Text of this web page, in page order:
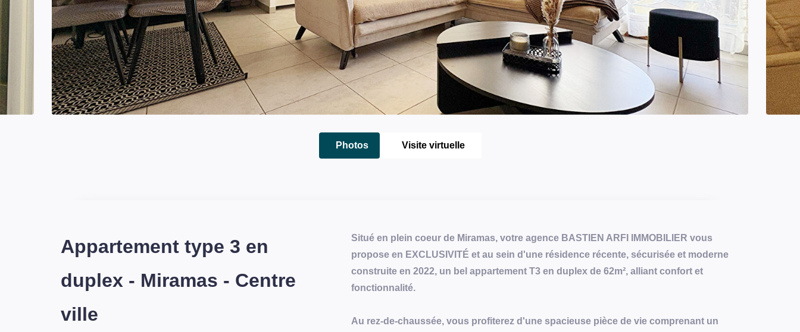
Photos Visite virtuelle
Appartement type 3 en
duplex - Miramas - Centre
ville
Situé en plein coeur de Miramas, votre agence BASTIEN ARFI IMMOBILIER vous
propose en EXCLUSIVITÉ et au sein d'une résidence récente, sécurisée et moderne
construite en 2022, un bel appartement T3 en duplex de 62m², alliant confort et
fonctionnalité.
Au rez-de-chaussée, vous profiterez d'une spacieuse pièce de vie comprenant un